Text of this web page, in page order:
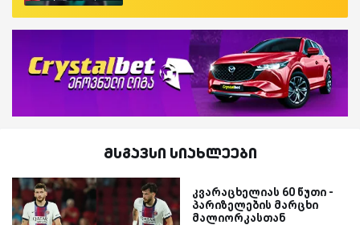
მსგავსი სიახლეები
კვარაცხელიას 60 წუთი -
პარიზელების მარცხი
მალიორკასთან